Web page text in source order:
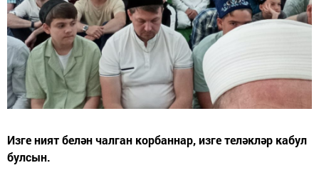
Изге ният белән чалган корбаннар, изге теләкләр кабул
булсын.